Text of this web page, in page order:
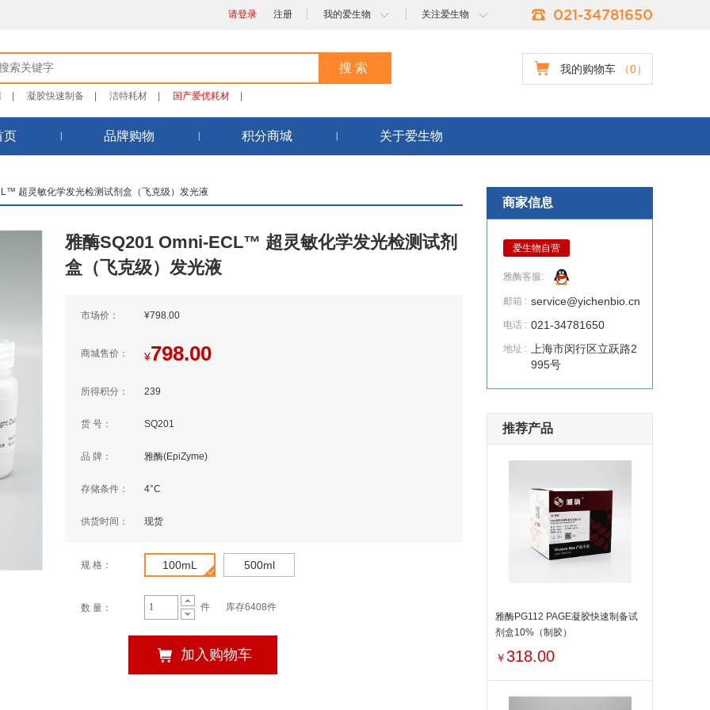
请登录 注册 我的爱生物 关注爱生物 021-34781650
凝胶快速制备 洁特耗材 国产爱优耗材
我的购物车 （0）
页 品牌购物 积分商城 关于爱生物
超灵敏化学发光检测试剂盒（飞克级）发光液
雅酶SQ201 Omni-ECL™ 超灵敏化学发光检测试剂
盒（飞克级）发光液
市场价： ¥798.00
商城售价： ¥798.00
所得积分： 239
货 号： SQ201
品 牌： 雅酶(EpiZyme)
存储条件： 4°C
供货时间： 现货
规 格： 100mL 500ml
数 量： 件 库存6408件
商家信息
爱生物自营
雅酶客服:
邮箱 : service@yichenbio.cn
电话 : 021-34781650
地址 :
上海市闵行区立跃路2
995号
推荐产品
雅酶PG112 PAGE凝胶快速制备试
剂盒10%（制胶）
￥318.00